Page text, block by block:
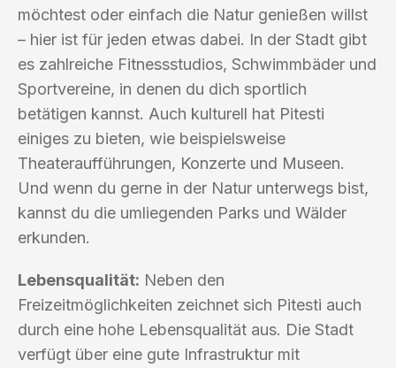
möchtest oder einfach die Natur genießen willst
– hier ist für jeden etwas dabei. In der Stadt gibt
es zahlreiche Fitnessstudios, Schwimmbäder und
Sportvereine, in denen du dich sportlich
betätigen kannst. Auch kulturell hat Pitesti
einiges zu bieten, wie beispielsweise
Theateraufführungen, Konzerte und Museen.
Und wenn du gerne in der Natur unterwegs bist,
kannst du die umliegenden Parks und Wälder
erkunden.
Lebensqualität: Neben den
Freizeitmöglichkeiten zeichnet sich Pitesti auch
durch eine hohe Lebensqualität aus. Die Stadt
verfügt über eine gute Infrastruktur mit